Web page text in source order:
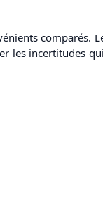
comparés.
les incertitudes